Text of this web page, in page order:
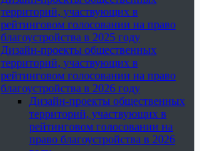
территорий, участвующих в
рейтинговом голосовании на право
благоустройства в 2025 году
Дизайн-проекты общественных
территорий, участвующих в
рейтинговом голосовании на право
благоустройства в 2026 году
Дизайн-проекты общественных
территорий, участвующих в
рейтинговом голосовании на
право благоустройства в 2026